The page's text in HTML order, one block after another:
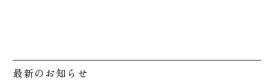
最新のお知らせ